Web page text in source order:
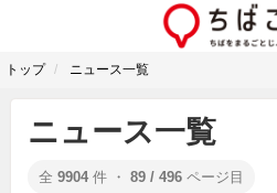
トップ ニュース一覧
ニュース一覧
全 9904 件 ・ 89 / 496 ページ目